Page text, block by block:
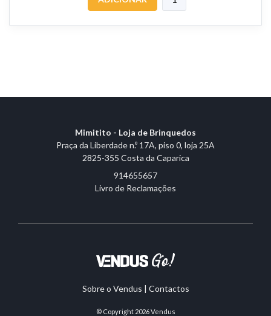
Mimitito - Loja de Brinquedos
Praça da Liberdade n.º 17A, piso 0, loja 25A
2825-355 Costa da Caparica
914655657
Livro de Reclamações
Sobre o Vendus | Contactos
© Copyright 2026Vendus